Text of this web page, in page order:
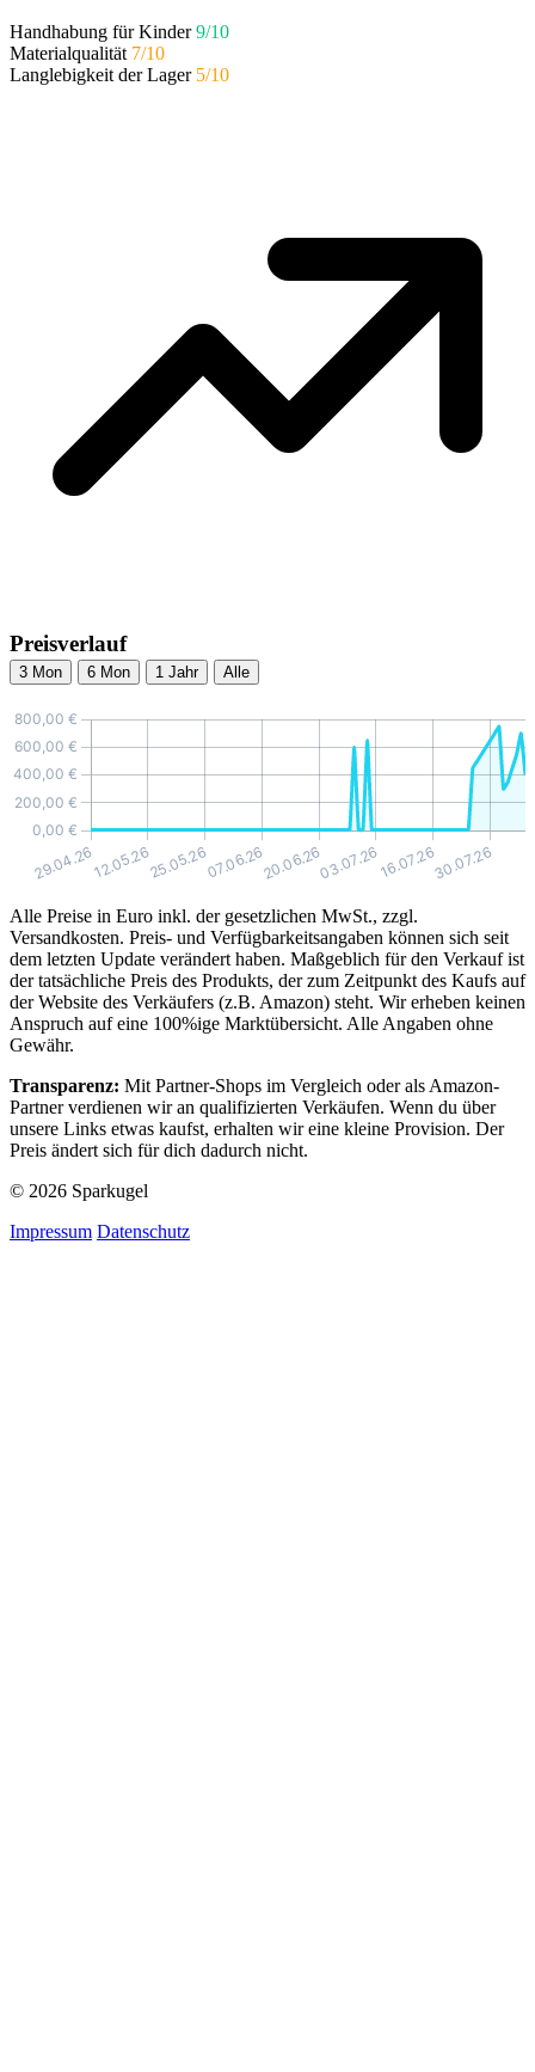
Handhabung für Kinder 9/10
Materialqualität 7/10
Langlebigkeit der Lager 5/10
Preisverlauf
3 Mon 6 Mon 1 Jahr Alle
Alle Preise in Euro inkl. der gesetzlichen MwSt., zzgl.
Versandkosten. Preis- und Verfügbarkeitsangaben können sich seit
dem letzten Update verändert haben. Maßgeblich für den Verkauf ist
der tatsächliche Preis des Produkts, der zum Zeitpunkt des Kaufs auf
der Website des Verkäufers (z.B. Amazon) steht. Wir erheben keinen
Anspruch auf eine 100%ige Marktübersicht. Alle Angaben ohne
Gewähr.
Transparenz: Mit Partner-Shops im Vergleich oder als Amazon-
Partner verdienen wir an qualifizierten Verkäufen. Wenn du über
unsere Links etwas kaufst, erhalten wir eine kleine Provision. Der
Preis ändert sich für dich dadurch nicht.
© 2026 Sparkugel
Impressum Datenschutz